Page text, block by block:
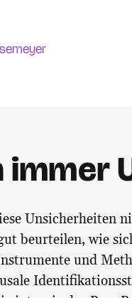
immer
Unsicherheiten
beurteilen, wie
und